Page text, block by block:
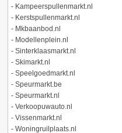
- Kampeerspullenmarkt.nl
- Kerstspullenmarkt.nl
- Mkbaanbod.nl
- Modellenplein.nl
- Sinterklaasmarkt.nl
- Skimarkt.nl
- Speelgoedmarkt.nl
- Speurmarkt.be
- Speurmarkt.nl
- Verkoopuwauto.nl
- Vissenmarkt.nl
- Woningruilplaats.nl